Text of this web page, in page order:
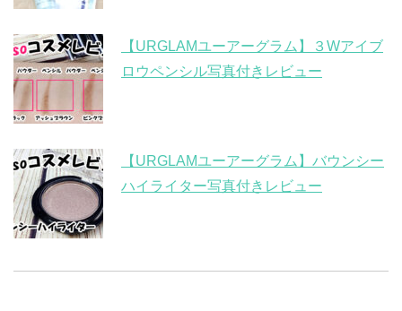
【URGLAMユーアーグラム】３Wアイブ
ロウペンシル写真付きレビュー
【URGLAMユーアーグラム】バウンシー
ハイライター写真付きレビュー